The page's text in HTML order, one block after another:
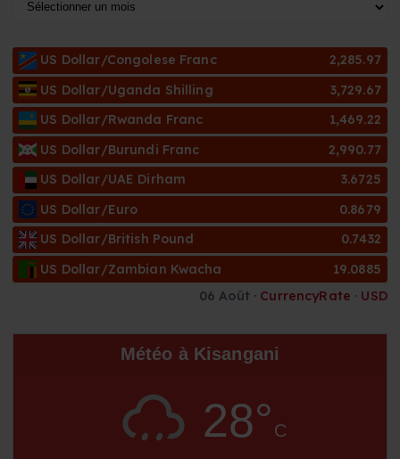
c
h
v
e
US Dollar/Congolese Franc
2,285.97
US Dollar/Uganda Shilling
3,729.67
US Dollar/Rwanda Franc
1,469.22
US Dollar/Burundi Franc
2,990.77
US Dollar/UAE Dirham
3.6725
US Dollar/Euro
0.8679
US Dollar/British Pound
0.7432
US Dollar/Zambian Kwacha
19.0885
06 Août · CurrencyRate · USD
Météo à Kisangani
28° C